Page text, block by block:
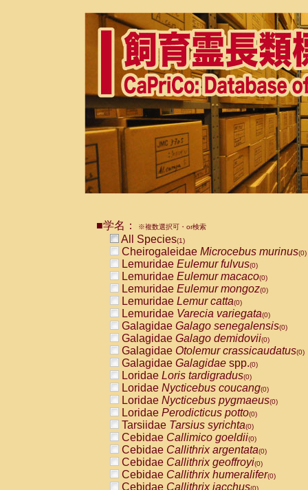
■学名： ※複数選択可・or検索
All Species(1)
Cheirogaleidae Microcebus murinus(0)
Lemuridae Eulemur fulvus(0)
Lemuridae Eulemur macaco(0)
Lemuridae Eulemur mongoz(0)
Lemuridae Lemur catta(0)
Lemuridae Varecia variegata(0)
Galagidae Galago senegalensis(0)
Galagidae Galago demidovii(0)
Galagidae Otolemur crassicaudatus(0)
Galagidae Galagidae spp.(0)
Loridae Loris tardigradus(0)
Loridae Nycticebus coucang(0)
Loridae Nycticebus pygmaeus(0)
Loridae Perodicticus potto(0)
Tarsiidae Tarsius syrichta(0)
Cebidae Callimico goeldii(0)
Cebidae Callithrix argentata(0)
Cebidae Callithrix geoffroyi(0)
Cebidae Callithrix humeralifer(0)
Cebidae Callithrix jacchus(0)